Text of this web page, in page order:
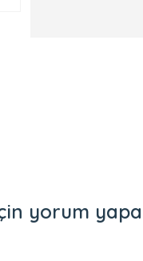
için yorum